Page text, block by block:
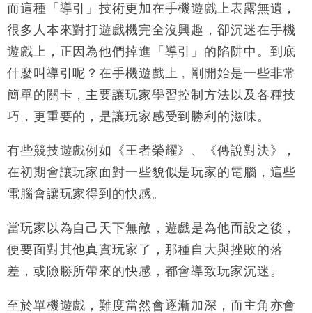
而這種「導引」技術更加在手機遊戲上表露無遺，
很多人本來對打遊戲機完全沒興趣，卻沉迷在手機
遊戲上，正因為他們掉進「導引」的陷阱中。到底
什麼叫導引呢？在手機遊戲上﹐剛開始是一些非常
簡單的關卡，主要讓玩家學習控制方法以及各種技
巧，更重要的，是讓玩家感受到勝利的滋味。
有些競技遊戲例如《王者榮耀》、《傳說對決》，
在初期會讓玩家面對一些貌似是玩家的電腦，這些
電腦會讓玩家得到的快感。
當玩家以為自己天下無敵，遊戲是為他而設之後，
便要面對其他真實玩家了，那種自大與挫敗的落
差，或險勝所帶來的快感，都會導致玩家沉迷。
至於單機遊戲，難度當然會逐漸加深，而主角亦會